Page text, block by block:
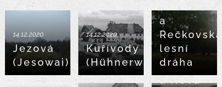
14.12.2020
Jezová
(Jesowai)
14.12.2020
Kuřívody
(Hühnerwasser)
a
lesní
dráha
11.12.2020
Vrchbělá
(Neudorf)
a Nová